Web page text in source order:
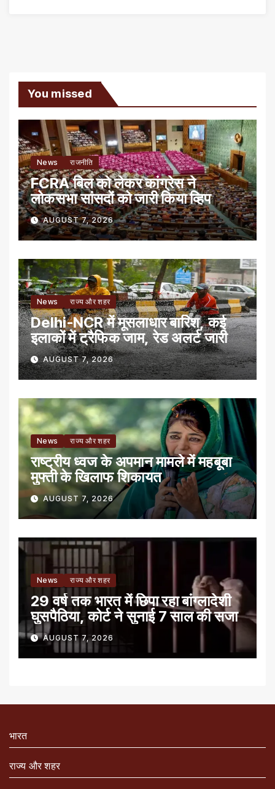
You missed
News राजनीति
FCRA बिल को लेकर कांग्रेस ने
लोकसभा सांसदों को जारी किया व्हिप
AUGUST 7, 2026
News राज्य और शहर
Delhi-NCR में मूसलाधार बारिश, कई
इलाकों में ट्रैफिक जाम, रेड अलर्ट जारी
AUGUST 7, 2026
News राज्य और शहर
राष्ट्रीय ध्वज के अपमान मामले में महबूबा
मुफ्ती के खिलाफ शिकायत
AUGUST 7, 2026
News राज्य और शहर
29 वर्ष तक भारत में छिपा रहा बांग्लादेशी
घुसपैठिया, कोर्ट ने सुनाई 7 साल की सजा
AUGUST 7, 2026
भारत
राज्य और शहर